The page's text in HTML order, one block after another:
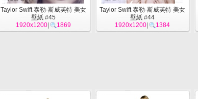
Taylor Swift 泰勒·斯威芙特 美女
壁紙 #45
1920x1200
1869
Taylor Swift 泰勒·斯威芙特 美女
壁紙 #44
1920x1200
1384